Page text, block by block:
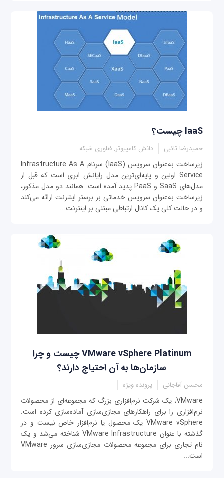
IaaS چیست؟
حمیدرضا تائبی دانش کامپیوتر, فناوری شبکه
زیرساخت به‌عنوان سرویس (IaaS) سرنام Infrastructure As A
Service اولین و پایه‌ای‌ترین مدل رایانش ابری است که قبل از
مدل‌های SaaS و PaaS پدید آمده است. همانند دو مدل مذکور،
زیرساخت به‌عنوان سرویس خدماتی بر برستر اینترنت ارائه می‌کند
و در حالت کلی یک کانال ارتباطی مبتنی بر اینترنت...
VMware vSphere Platinum چیست و چرا
سازمان‌ها به آن احتیاج دارند؟
محسن آقاجانی پرونده ویژه
VMware، یک شرکت نرم‌افزاری بزرگ که مجموعه‌ای از محصولات
نرم‌افزاری را برای راهکارهای مجازی‌سازی آماده‌سازی کرده است.
VMware vSphere یک محصول یا نرم‌افزار خاص نیست و در
گذشته با عنوان VMware Infrastructure شناخته می‌شد و یک
نام تجاری برای مجموعه محصولات مجازی‌سازی سرور VMware
است...